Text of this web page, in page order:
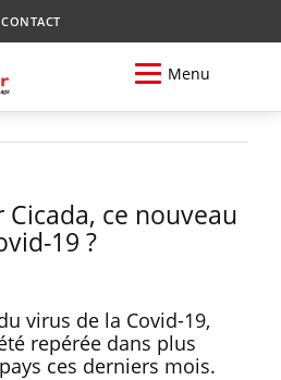
CONTACT
Menu
ce nouveau
19 ?
virus de la Covid-19,
repérée dans plus
ces derniers mois.